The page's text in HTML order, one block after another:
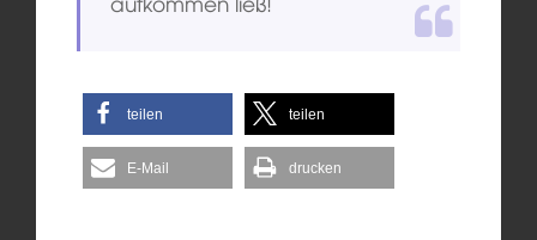
teilen teilen
E-Mail drucken